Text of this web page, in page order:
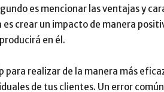
es mencionar las ventajas y
es crear un impacto de manera
en él.
para realizar de la manera más
de tus clientes. Un error